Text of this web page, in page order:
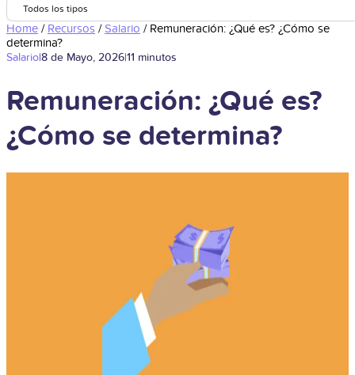
Todos los tipos
Home / Recursos /Salario / Remuneración: ¿Qué es? ¿Cómo se
determina?
Salario|8 de Mayo, 2026|11 minutos
Remuneración: ¿Qué es?
¿Cómo se determina?